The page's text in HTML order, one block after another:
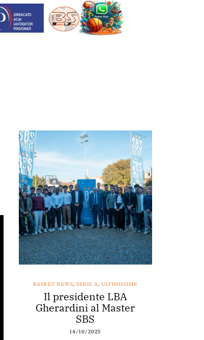
BASKET NEWS,SERIE A,ULTIMISSIME
Il presidente LBA
Gherardini al Master
SBS
14/10/2025